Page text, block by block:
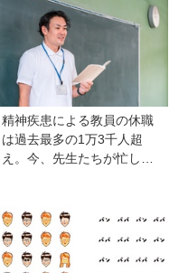
精神疾患による教員の休職
は過去最多の1万3千人超
え。今、先生たちが忙しす
ル】